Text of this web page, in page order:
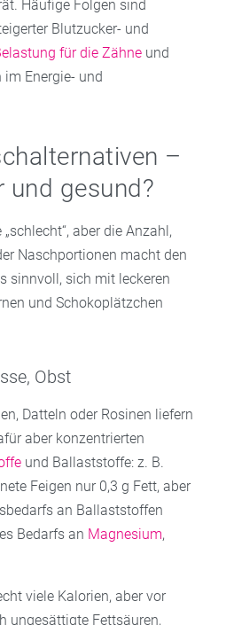
Häufige Folgen sind
Blutzucker- und
für die Zähne und
im Energie- und
–
und gesund?
aber die Anzahl,
Naschportionen macht den
sinnvoll, sich mit leckeren
und Schokoplätzchen
Obst
Datteln oder Rosinen liefern
aber konzentrierten
und Ballaststoffe: z. B.
Feigen nur 0,3 g Fett, aber
an Ballaststoffen
Bedarfs an Magnesium,
viele Kalorien, aber vor
ungesättigte Fettsäuren,